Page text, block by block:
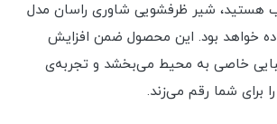
هستید، شیر ظرفشویی شاوری راسان مدل
خواهد بود. این محصول ضمن افزایش
خاصی به محیط می‌بخشد و تجربه‌ی
برای شما رقم می‌زند.